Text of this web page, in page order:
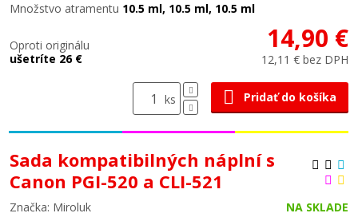
Množstvo atramentu 10.5 ml, 10.5 ml, 10.5 ml
Oproti originálu
ušetríte 26 €
14,90 €
12,11 € bez DPH
ks Pridať do košíka
Sada kompatibilných náplní s
Canon PGI-520 a CLI-521
Značka: Miroluk
NA SKLADE